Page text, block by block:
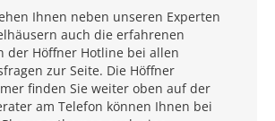
Ihnen neben unseren Experten
auch die erfahrenen
der Höffner Hotline bei allen
zur Seite. Die Höffner
finden Sie weiter oben auf der
am Telefon können Ihnen bei